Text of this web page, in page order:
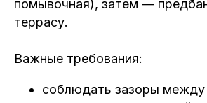
помывочная), затем —
террасу.
Важные требования:
соблюдать зазоры между